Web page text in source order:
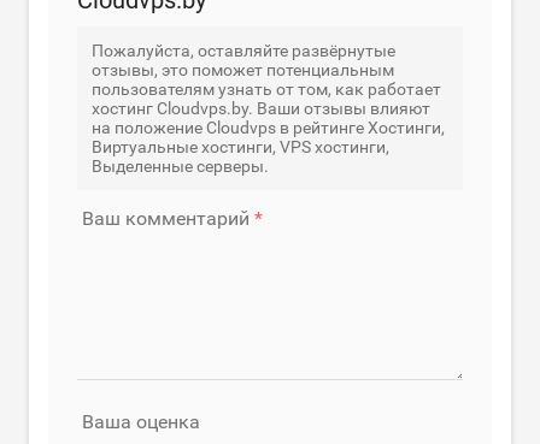
Пожалуйста, оставляйте развёрнутые
отзывы, это поможет потенциальным
пользователям узнать от том, как работает
хостинг Cloudvps.by. Ваши отзывы влияют
на положение Cloudvps в рейтинге Хостинги,
Виртуальные хостинги, VPS хостинги,
Выделенные серверы.
Ваш комментарий
Ваша оценка